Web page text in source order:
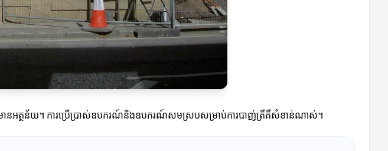
មានអត្ថន័យ។ ការប្រើប្រាស់ឧបករណ៍និងឧបករណ៍សមស្របសម្រាប់ការបាញ់ត្រីគឺសំខាន់ណាស់។